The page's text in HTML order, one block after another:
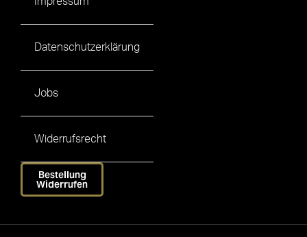
Datenschutzerklärung
Jobs
Widerrufsrecht
Bestellung
Widerrufen